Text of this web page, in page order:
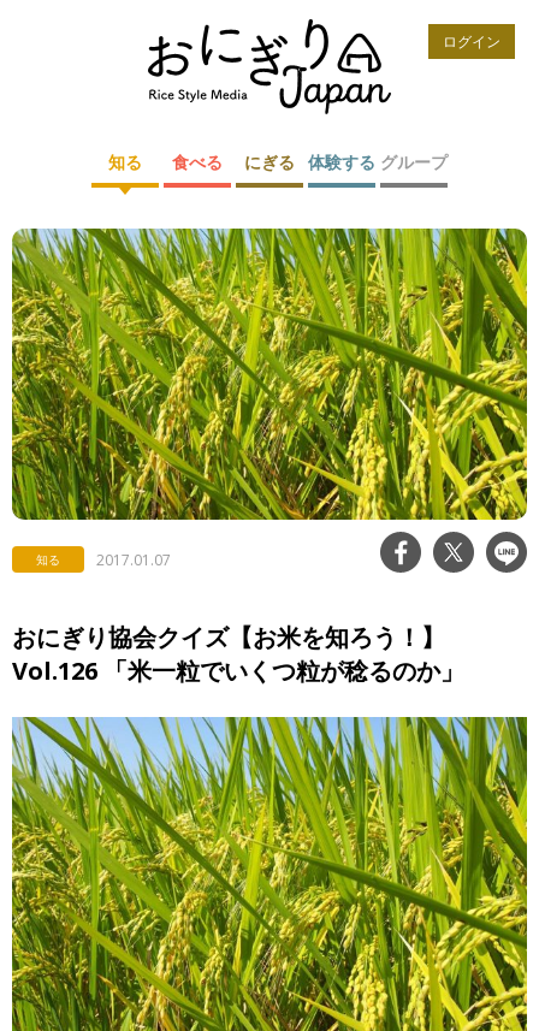
ログイン
知る 食べる にぎる 体験する グループ
知る 2017.01.07
おにぎり協会クイズ【お米を知ろう！】
Vol.126 「米一粒でいくつ粒が稔るのか」